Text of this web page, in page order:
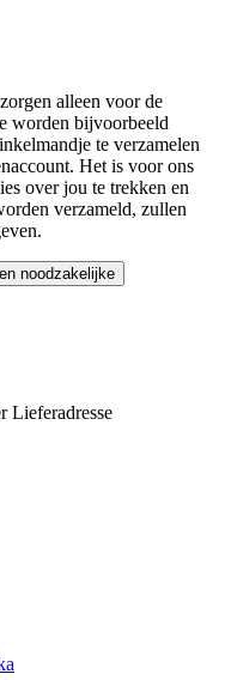
alleen voor de
worden bijvoorbeeld
te verzamelen
Het is voor ons
over jou te trekken en
verzameld, zullen
noodzakelijke
Lieferadresse